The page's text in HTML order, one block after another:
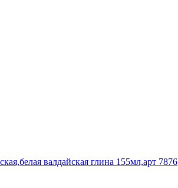
валдайская глина 155мл,арт 7876